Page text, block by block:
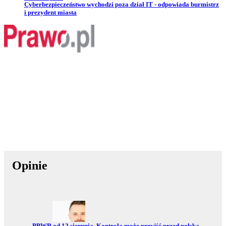
Przejdź do artykułu:
Cyberbezpieczeństwo wychodzi poza dział IT - odpowiada burmistrz
i prezydent miasta
Opinie